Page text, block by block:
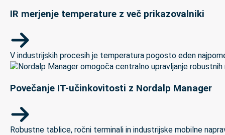
IR merjenje temperature z več prikazovalniki
V industrijskih procesih je temperatura pogosto eden
Povečanje IT-učinkovitosti z Nordalp Manager
Robustne tablice, ročni terminali in industrijske mobilne